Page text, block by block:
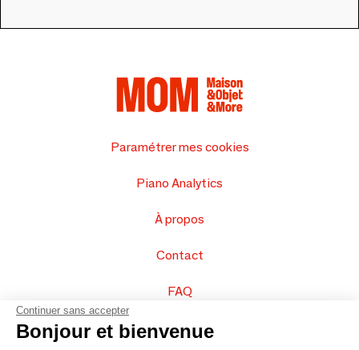
Paramétrer mes cookies
Piano Analytics
À propos
Contact
FAQ
Vendez vos produits
Continuer sans accepter
Bonjour et bienvenue